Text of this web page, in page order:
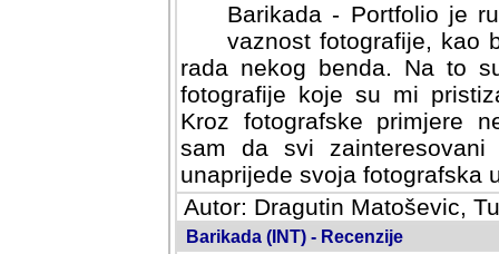
Barikada - Portfolio je
vaznost fotografije, kao
rada nekog benda. Na to
fotografije koje su mi
fotografske primjere
svi zainteresovani
svoja fotografska umijeca.
Autor: Dragutin Matoševic,
Barikada (INT) - Recenzije